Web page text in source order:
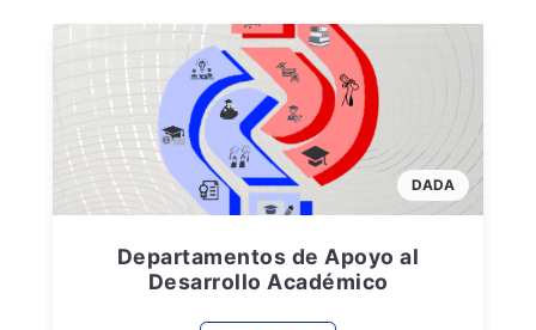
DADA
Departamentos de Apoyo al
Desarrollo Académico